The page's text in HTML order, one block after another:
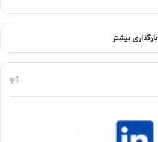
بارگذاری بیشتر